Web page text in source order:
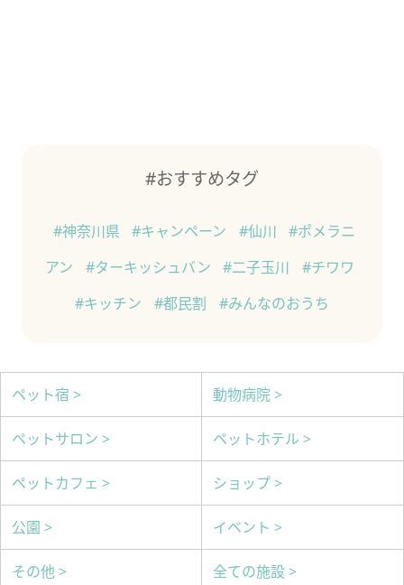
#おすすめタグ
#神奈川県 #キャンペーン #仙川
#ポメラニ
アン
#ターキッシュバン #二子玉川
#チワワ
#キッチン
#都民割 #みんなのおうち
ペット宿 > 動物病院 >
ペットサロン > ペットホテル >
ペットカフェ > ショップ >
公園 > イベント >
その他 > 全ての施設 >